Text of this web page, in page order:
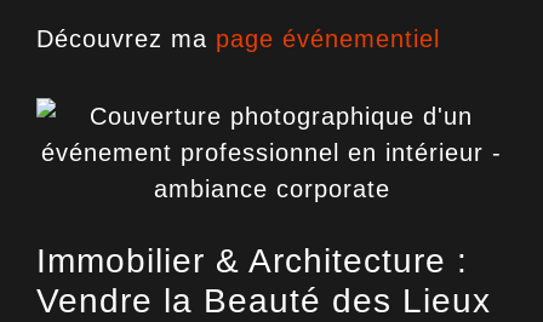
Découvrez ma page événementiel
Immobilier & Architecture :
Vendre la Beauté des Lieux